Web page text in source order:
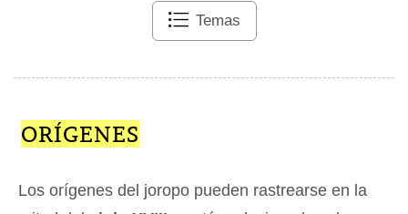
Temas
ORÍGENES
Los orígenes del joropo pueden rastrearse en la